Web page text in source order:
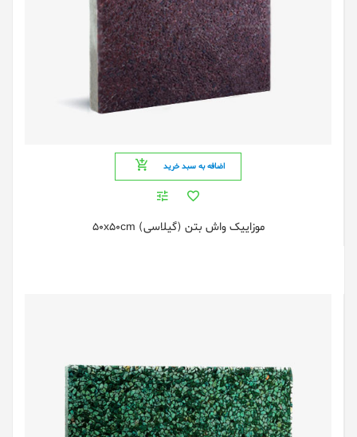
اضافه به سبد خرید
موزاییک واش بتن (گیلاسی) 50x50cm